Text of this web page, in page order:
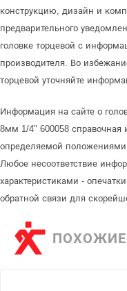
конструкцию, дизайн и
предварительного
головке торцевой с
производителя. Во
торцевой уточняйте
Информация на сайте о
8мм 1/4" 600058 справочная
определяемой положениями
Любое несоответствие
характеристиками -
обратной связи для